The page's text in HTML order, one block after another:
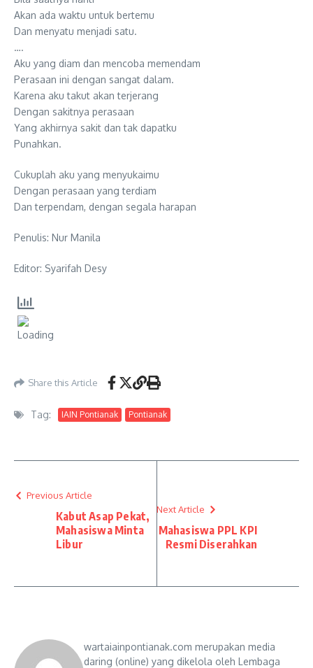
Akan ada waktu untuk bertemu
Dan menyatu menjadi satu.
….
Aku yang diam dan mencoba memendam
Perasaan ini dengan sangat dalam.
Karena aku takut akan terjerang
Dengan sakitnya perasaan
Yang akhirnya sakit dan tak dapatku
Punahkan.
Cukuplah aku yang menyukaimu
Dengan perasaan yang terdiam
Dan terpendam, dengan segala harapan
Penulis: Nur Manila
Editor: Syarifah Desy
Share this Article
Tag: IAIN Pontianak Pontianak
Previous Article
Kabut Asap Pekat,
Mahasiswa Minta
Libur
Next Article
Mahasiswa PPL KPI
Resmi Diserahkan
wartaiainpontianak.com merupakan media
daring (online) yang dikelola oleh Lembaga